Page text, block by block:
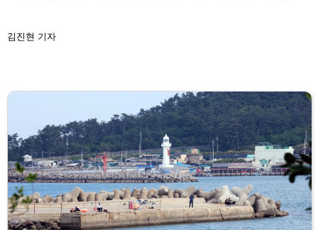
김진현 기자